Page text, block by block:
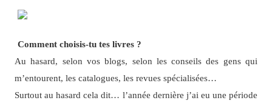
Comment choisis-tu tes livres ?
Au hasard, selon vos blogs, selon les conseils des gens qui
m’entourent, les catalogues, les revues spécialisées…
Surtout au hasard cela dit… l’année dernière j’ai eu une période